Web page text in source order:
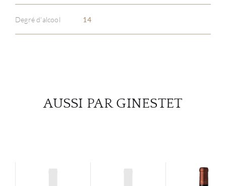
Degré d'alcool 14
AUSSI PAR GINESTET